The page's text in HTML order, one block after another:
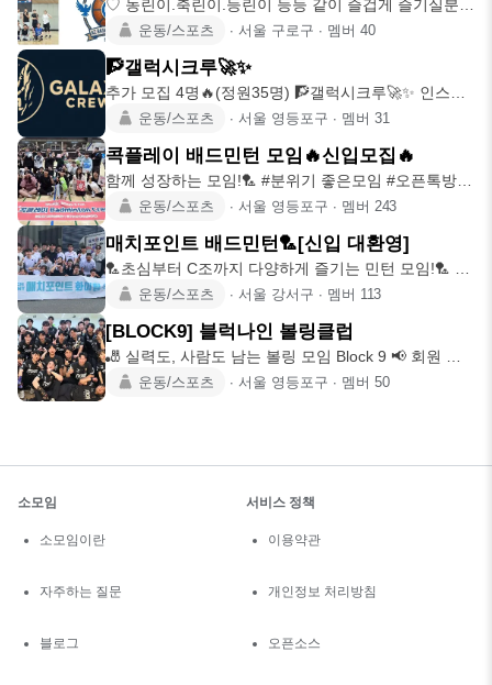
♡ 농린이.축린이.등린이 등등 같이 즐겁게 즐기실분들
♡ 좋은사람들을 사
운동/스포츠 ∙ 서울 구로구 ∙ 멤버 40
🧗갤럭시크루🚀✨
추가 모집 4명🔥(정원35명) 🧗갤럭시크루🚀✨ 인스타
@galaxy_m
운동/스포츠 ∙ 서울 영등포구 ∙ 멤버 31
콕플레이 배드민턴 모임🔥신입모집🔥
함께 성장하는 모임!🏸 #분위기 좋은모임 #오픈톡방
활성화 🙋‍♂️🙋‍♀
운동/스포츠 ∙ 서울 영등포구 ∙ 멤버 243
매치포인트 배드민턴🏸[신입 대환영]
🏸초심부터 C조까지 다양하게 즐기는 민턴 모임!🏸 (❗️
입문자 가입 불가
운동/스포츠 ∙ 서울 강서구 ∙ 멤버 113
[BLOCK9] 블럭나인 볼링클럽
🎳 실력도, 사람도 남는 볼링 모임 Block 9 📢 회원 간
친목과운동/스포츠 ∙ 서울 영등포구 ∙ 멤버 50
소모임
소모임이란
자주하는 질문
블로그
서비스 정책
이용약관
개인정보 처리방침
오픈소스